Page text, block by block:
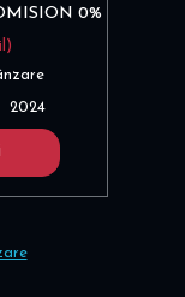
0%
2024